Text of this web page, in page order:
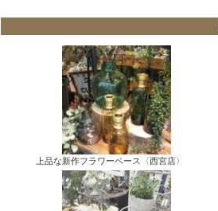
上品な新作フラワーベース〈西宮店〉